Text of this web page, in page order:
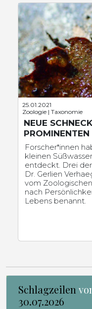
25.01.2021
Zoologie | Taxonomie
NEUE
Forscher*innen
kleinen
entdeckt. Drei
Dr. Gerlien
vom
nach
Lebens benannt.
Schlagzeilen
30.07.2026